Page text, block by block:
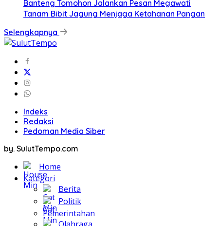
Banteng Tomohon Jalankan Pesan Megawati
Tanam Bibit Jagung Menjaga Ketahanan Pangan
Selengkapnya
Indeks
Redaksi
Pedoman Media Siber
by. SulutTempo.com
Home
Kategori
Berita
Politik
Pemerintahan